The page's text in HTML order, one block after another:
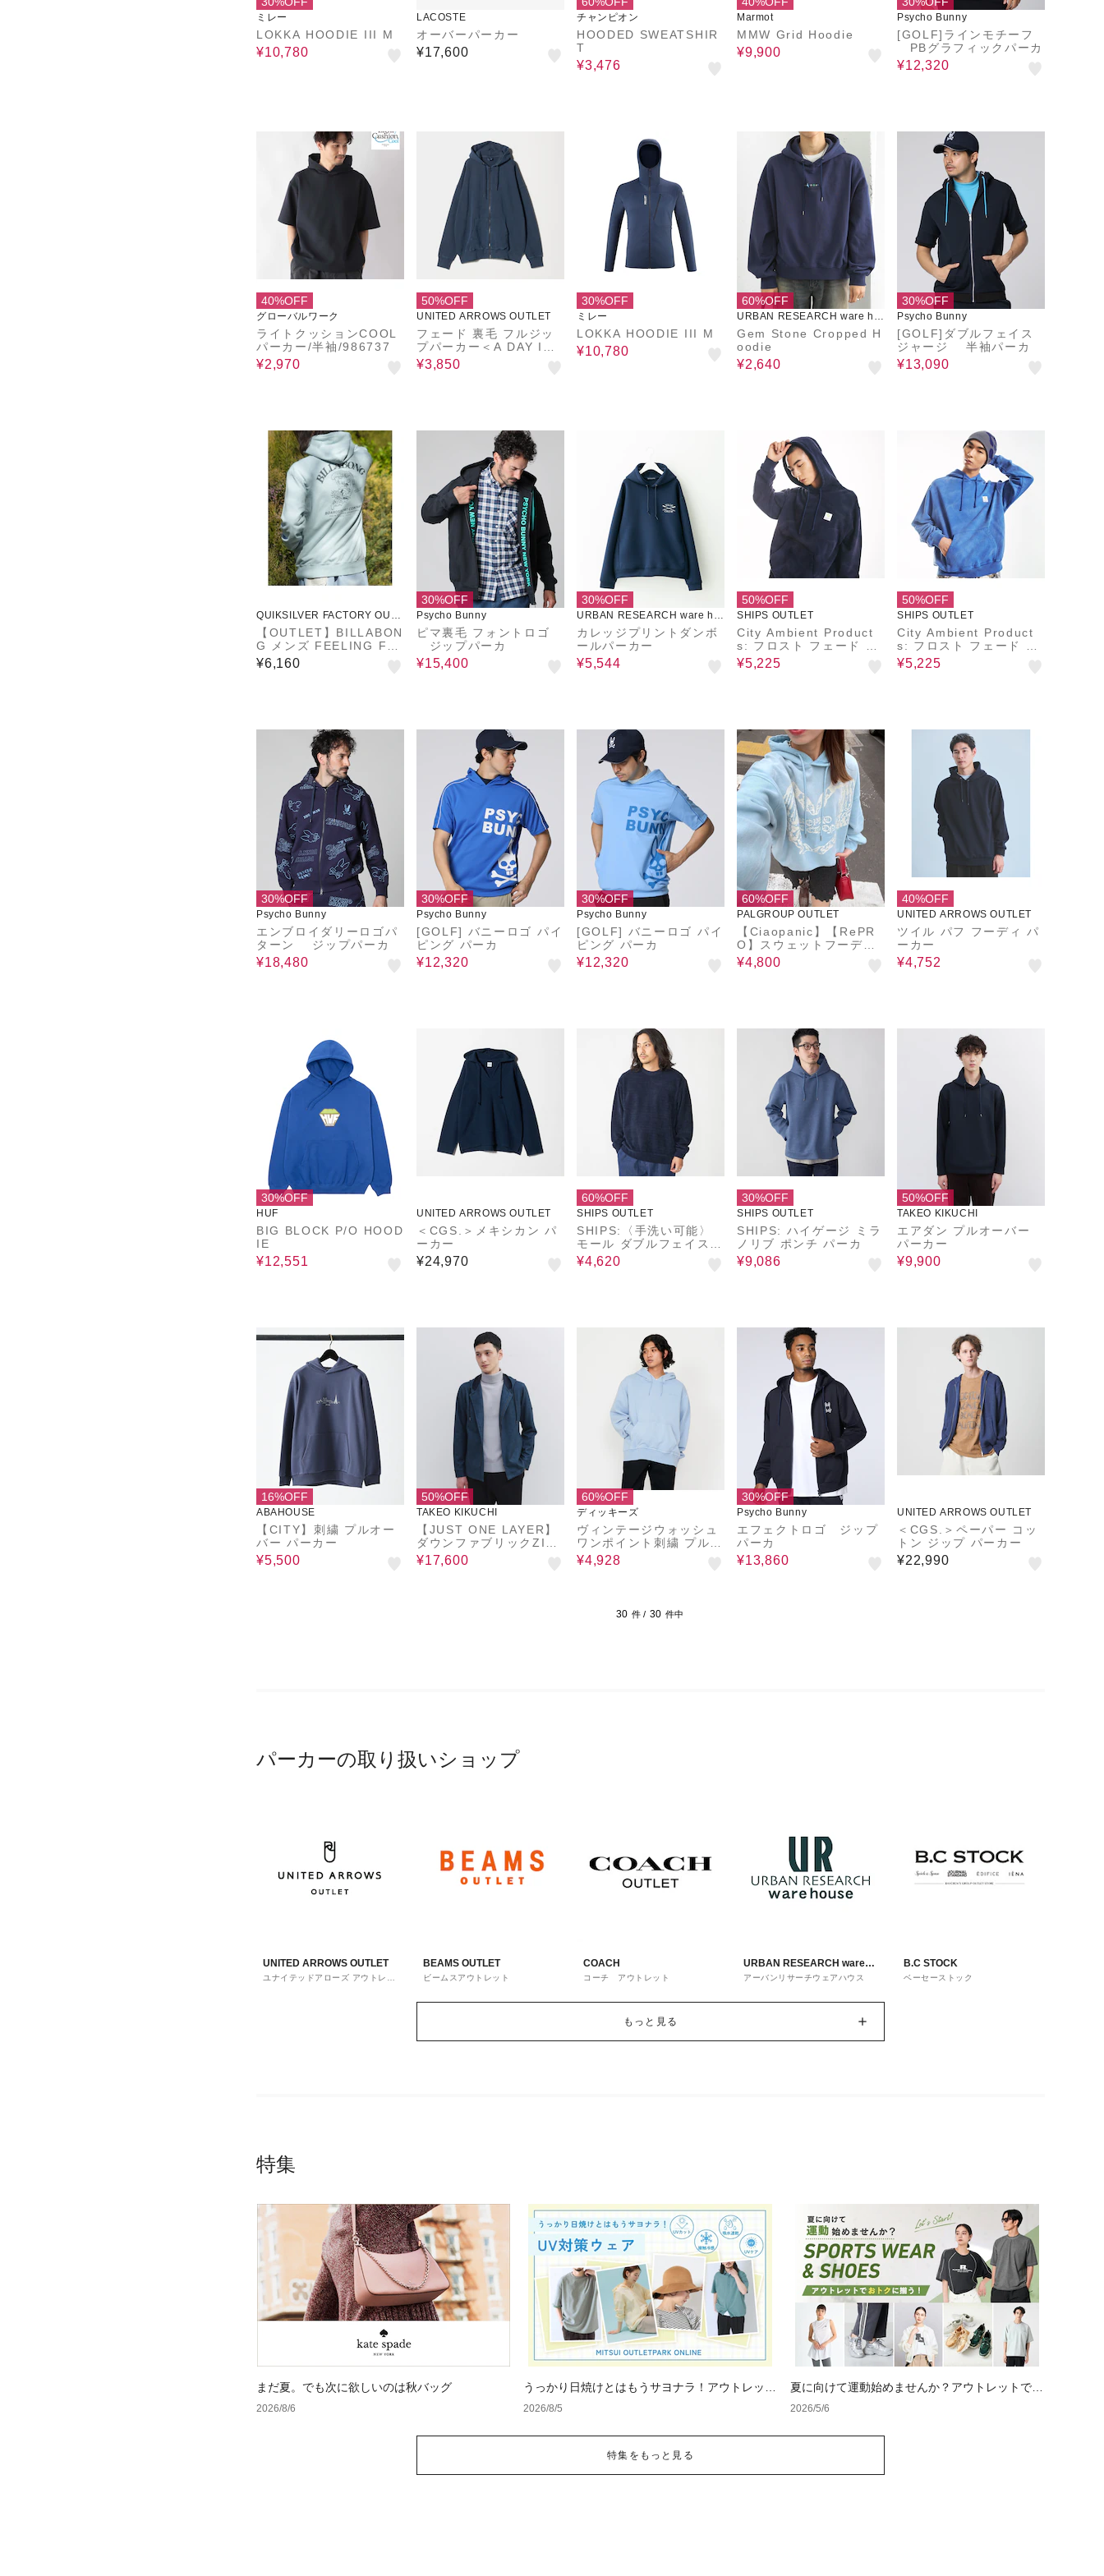
ミレー
LOKKA HOODIE III M
¥10,780
LACOSTE
オーバーパーカー
¥17,600
チャンピオン
HOODED SWEATSHIR
T
¥3,476
Marmot
MMW Grid Hoodie
¥9,900
Psycho Bunny
[GOLF]ラインモチーフ
PBグラフィックパーカ
¥12,320
40%OFF
グローバルワーク
ライトクッションCOOL
パーカー/半袖/986737
¥2,970
50%OFF
UNITED ARROWS OUTLET
フェード 裏毛 フルジッ
プパーカー＜A DAY IN
THE LIFE＞
¥3,850
30%OFF
ミレー
LOKKA HOODIE III M
¥10,780
60%OFF
URBAN RESEARCH ware ho
use
Gem Stone Cropped H
oodie
¥2,640
30%OFF
Psycho Bunny
[GOLF]ダブルフェイス
ジャージ 半袖パーカ
¥13,090
QUIKSILVER FACTORY OUTL
ET STORE
【OUTLET】BILLABON
G メンズ FEELING FR
EE パーカー 【2025年
春夏モデル】
¥6,160
30%OFF
Psycho Bunny
ピマ裏毛 フォントロゴ
ジップパーカ
¥15,400
30%OFF
URBAN RESEARCH ware ho
use
カレッジプリントダンボ
ールパーカー
¥5,544
50%OFF
SHIPS OUTLET
City Ambient Product
s: フロスト フェード ス
クエアロゴ スウェット
パーカー
¥5,225
50%OFF
SHIPS OUTLET
City Ambient Product
s: フロスト フェード ス
クエアロゴ スウェット
パーカー
¥5,225
30%OFF
Psycho Bunny
エンブロイダリーロゴパ
ターン ジップパーカ
¥18,480
30%OFF
Psycho Bunny
[GOLF] バニーロゴ パイ
ピング パーカ
¥12,320
30%OFF
Psycho Bunny
[GOLF] バニーロゴ パイ
ピング パーカ
¥12,320
60%OFF
PALGROUP OUTLET
【Ciaopanic】【RePR
O】スウェットフーディ
ー
¥4,800
40%OFF
UNITED ARROWS OUTLET
ツイル パフ フーディ パ
ーカー
¥4,752
30%OFF
HUF
BIG BLOCK P/O HOOD
IE
¥12,551
UNITED ARROWS OUTLET
＜CGS.＞メキシカン パ
ーカー
¥24,970
60%OFF
SHIPS OUTLET
SHIPS:〈手洗い可能〉
モール ダブルフェイス
クルーネック プルオーバ
ー
¥4,620
30%OFF
SHIPS OUTLET
SHIPS: ハイゲージ ミラ
ノリブ ポンチ パーカ
¥9,086
50%OFF
TAKEO KIKUCHI
エアダン プルオーバー
パーカー
¥9,900
16%OFF
ABAHOUSE
【CITY】刺繍 プルオー
バー パーカー
¥5,500
50%OFF
TAKEO KIKUCHI
【JUST ONE LAYER】
ダウンファブリックZIP
パーカー
¥17,600
60%OFF
ディッキーズ
ヴィンテージウォッシュ
ワンポイント刺繍 プルオ
ーバーパーカー
¥4,928
30%OFF
Psycho Bunny
エフェクトロゴ ジップ
パーカ
¥13,860
UNITED ARROWS OUTLET
＜CGS.＞ペーパー コッ
トン ジップ パーカー
¥22,990
30 件 / 30 件中
パーカーの取り扱いショップ
UNITED ARROWS OUTLET
ユナイテッドアローズ アウトレッ
BEAMS OUTLET
ビームスアウトレット
COACH
コーチ アウトレット
URBAN RESEARCH ware
house
アーバンリサーチウェアハウス
B.C STOCK
ベーセーストック
もっと見る
特集
まだ夏。でも次に欲しいのは秋バッグ
2026/8/6
うっかり日焼けとはもうサヨナラ！アウトレット
で見つけるUV対策ウェア
2026/8/5
夏に向けて運動始めませんか？アウトレットで揃
えるスポーツウェア＆シューズ
2026/5/6
特集をもっと見る